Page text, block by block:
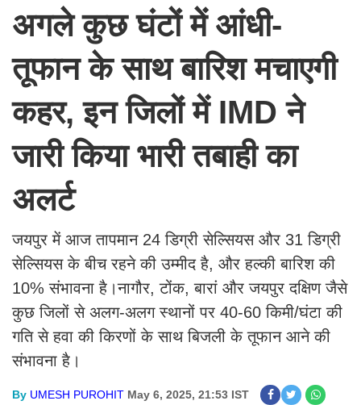
अगले कुछ घंटों में आंधी-
तूफान के साथ बारिश मचाएगी
कहर, इन जिलों में IMD ने
जारी किया भारी तबाही का
अलर्ट
जयपुर में आज तापमान 24 डिग्री सेल्सियस और 31 डिग्री
सेल्सियस के बीच रहने की उम्मीद है, और हल्की बारिश की
10% संभावना है।नागौर, टोंक, बारां और जयपुर दक्षिण जैसे
कुछ जिलों से अलग-अलग स्थानों पर 40-60 किमी/घंटा की
गति से हवा की किरणों के साथ बिजली के तूफान आने की
संभावना है।
By UMESH PUROHIT May 6, 2025, 21:53 IST